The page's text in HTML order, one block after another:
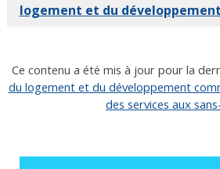
Obtenez un bref de mise
logement et du
Ce contenu a été mis à jour pour la
du logement et du développement
des services aux